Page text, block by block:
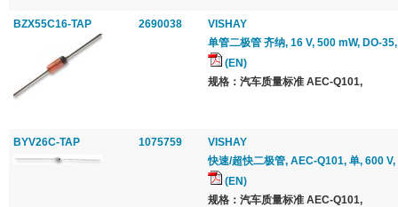
BZX55C16-TAP 2690038
VISHAY
单管二极管 齐纳, 16 V, 500 mW, DO-
(EN)
规格：汽车质量标准 AEC-Q101,
BYV26C-TAP 1075759
VISHAY
快速/超快二极管, AEC-Q101, 单, 600
(EN)
规格：汽车质量标准 AEC-Q101,